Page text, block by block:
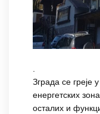
.
Зграда се греје
енергетских
осталих и